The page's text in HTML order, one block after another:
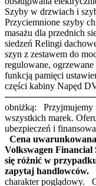
Szyby w drzwiach i
Przyciemnione szyby
masażu dla przednich
siedzeń Relingi
szyn z zestawem do
regulowane,
funkcją pamięci
części kabiny Napęd
obniżką: Przyjmujemy
wszystkich marek.
ubezpieczeń i
Cena
Volkswagen Financial
się różnić w
zapytaj handlowców.
charakter poglądowy.